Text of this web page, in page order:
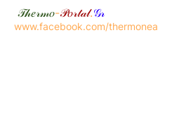
𝒯𝒽𝑒𝓇𝓂𝑜-𝒫𝑜𝓇𝓉𝒶𝓁.𝒢𝓇
www.facebook.com/thermonea